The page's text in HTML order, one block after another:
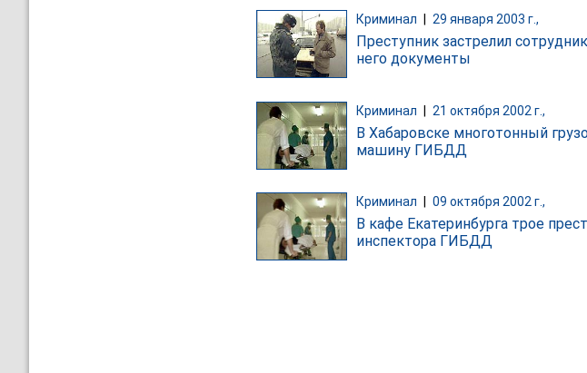
Криминал 29 января 2003 г.,
Преступник застрелил
него документы
Криминал | 21 октября 2002 г.,
В Хабаровске многотонный
машину ГИБДД
Криминал 09 октября 2002 г.,
В кафе Екатеринбурга трое
инспектора ГИБДД